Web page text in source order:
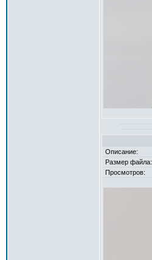
Описание:
Размер файла:
Просмотров: